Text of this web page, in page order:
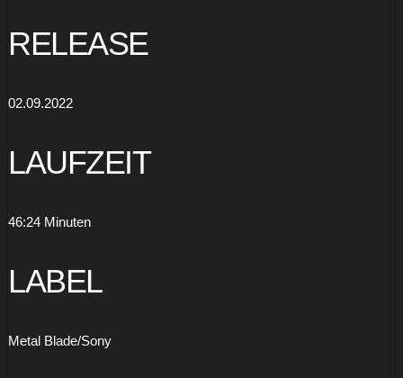
RELEASE
02.09.2022
LAUFZEIT
46:24 Minuten
LABEL
Metal Blade/Sony